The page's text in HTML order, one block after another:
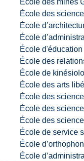
École des mines
École des
École
École
École d'éducation
École des
École de
École des arts
École des
École des
École des
École de service
École
École